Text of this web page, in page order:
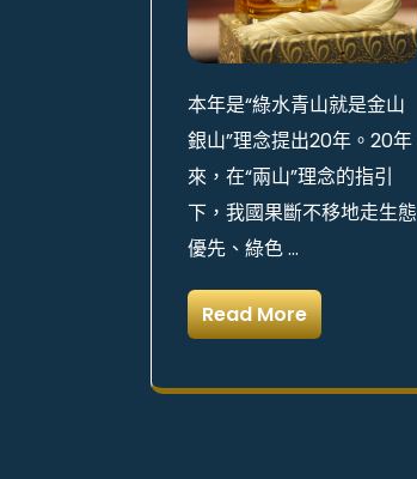
本年是“綠水青山就是金山
銀山”理念提出20年。20年
來，在“兩山”理念的指引
下，我國果斷不移地走生態
優先、綠色 …
Read More